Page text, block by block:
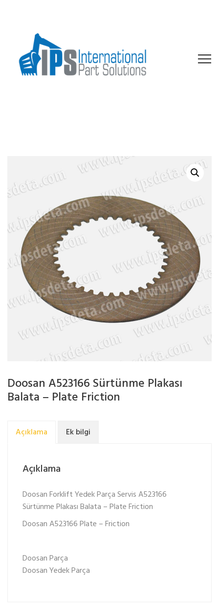
Doosan A523166 Sürtünme Plakası
Balata – Plate Friction
Açıklama Ek bilgi
Açıklama
Doosan Forklift Yedek Parça Servis A523166
Sürtünme Plakası Balata – Plate Friction
Doosan A523166 Plate – Friction
Doosan Parça
Doosan Yedek Parça